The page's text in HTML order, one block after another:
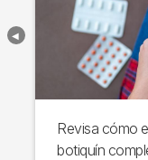
Revisa cómo
botiquín